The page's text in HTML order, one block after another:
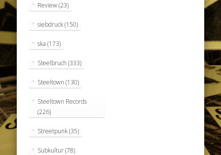
Review(23)
siebdruck(150)
ska (173)
Steelbruch (333)
Steeltown (130)
Steeltown Records
(226)
Streetpunk(35)
Subkultur(78)